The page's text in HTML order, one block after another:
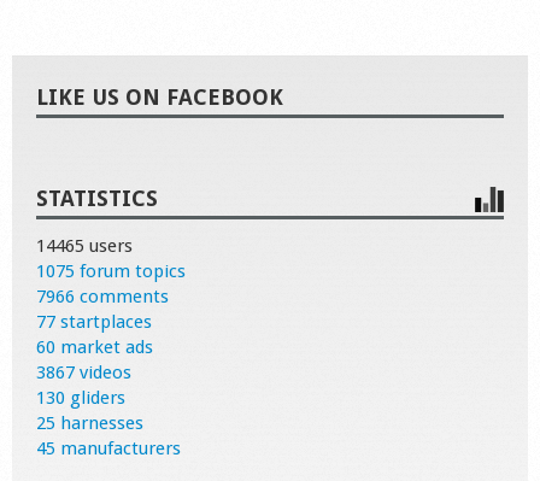
LIKE US ON FACEBOOK
STATISTICS
14465 users
1075 forum topics
7966 comments
77 startplaces
60 market ads
3867 videos
130 gliders
25 harnesses
45 manufacturers